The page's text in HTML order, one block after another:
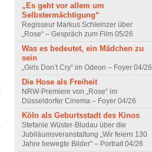
„Es geht vor allem um
Selbstermächtigung“
Regisseur Markus Schleinzer über
„Rose“ – Gespräch zum Film 05/26
Was es bedeutet, ein Mädchen zu
sein
„Girls Don’t Cry“ im Odeon – Foyer 04/26
Die Hose als Freiheit
NRW-Premiere von „Rose“ im
Düsseldorfer Cinema – Foyer 04/26
Köln als Geburtsstadt des Kinos
Stefanie Wüster-Bludau über die
Jubiläumsveranstaltung „Wir feiern 130
Jahre bewegte Bilder“ – Portrait 04/26